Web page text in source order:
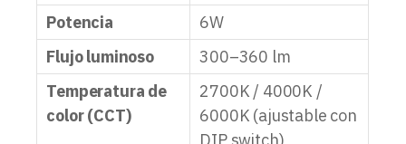
Potencia
6W
Flujo luminoso
300–360 lm
Temperatura de
color (CCT)
2700K / 4000K /
6000K (ajustable con